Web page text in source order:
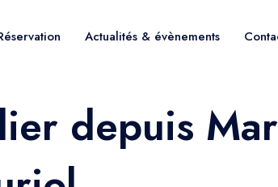
Actualités & évènements
depuis